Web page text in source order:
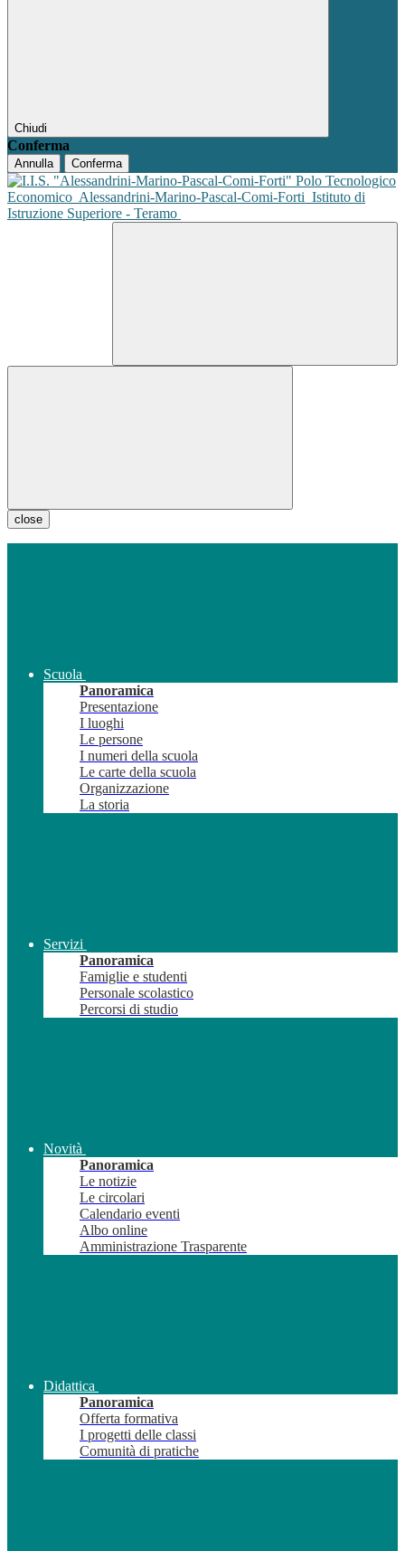
Chiudi
Conferma
Annulla Conferma
Polo Tecnologico
Economico Alessandrini-Marino-Pascal-Comi-Forti Istituto di
Istruzione Superiore - Teramo
close
Scuola
Panoramica
Presentazione
I luoghi
Le persone
I numeri della scuola
Le carte della scuola
Organizzazione
La storia
Servizi
Panoramica
Famiglie e studenti
Personale scolastico
Percorsi di studio
Novità
Panoramica
Le notizie
Le circolari
Calendario eventi
Albo online
Amministrazione Trasparente
Didattica
Panoramica
Offerta formativa
I progetti delle classi
Comunità di pratiche